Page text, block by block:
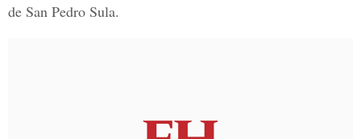
de San Pedro Sula.